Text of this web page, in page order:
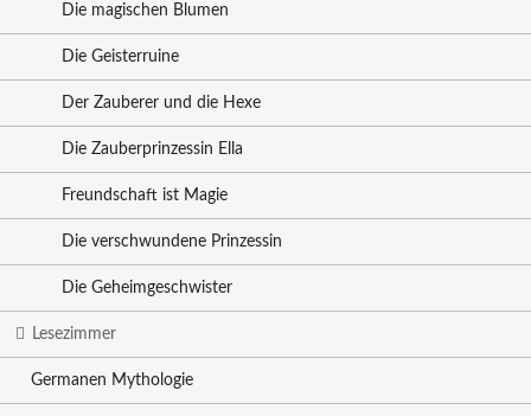
Die magischen Blumen
Die Geisterruine
Der Zauberer und die Hexe
Die Zauberprinzessin Ella
Freundschaft ist Magie
Die verschwundene Prinzessin
Die Geheimgeschwister
Lesezimmer
Germanen Mythologie